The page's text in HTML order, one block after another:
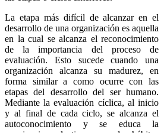
La etapa más difícil de alcanzar en el
desarrollo de una organización es aquella
en la cual se alcanza el reconocimiento
de la importancia del proceso de
evaluación. Esto sucede cuando una
organización alcanza su madurez, en
forma similar a como ocurre con las
etapas del desarrollo del ser humano.
Mediante la evaluación cíclica, al inicio
y al final de cada ciclo, se alcanza el
autoconocimiento y se educa la